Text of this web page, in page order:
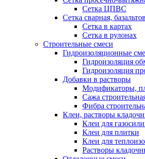
Сетка ЦПВС
Сетка сварная,
Сетка в картах
Сетка в рулонах
Строительные смеси
Гидроизоляционные
Гидроизоляция
Гидроизоляция
Добавки в растворы
Модификаторы,
Сажа
Фибра
Клеи, растворы
Клеи для
Клеи для плитки
Клеи для
Растворы